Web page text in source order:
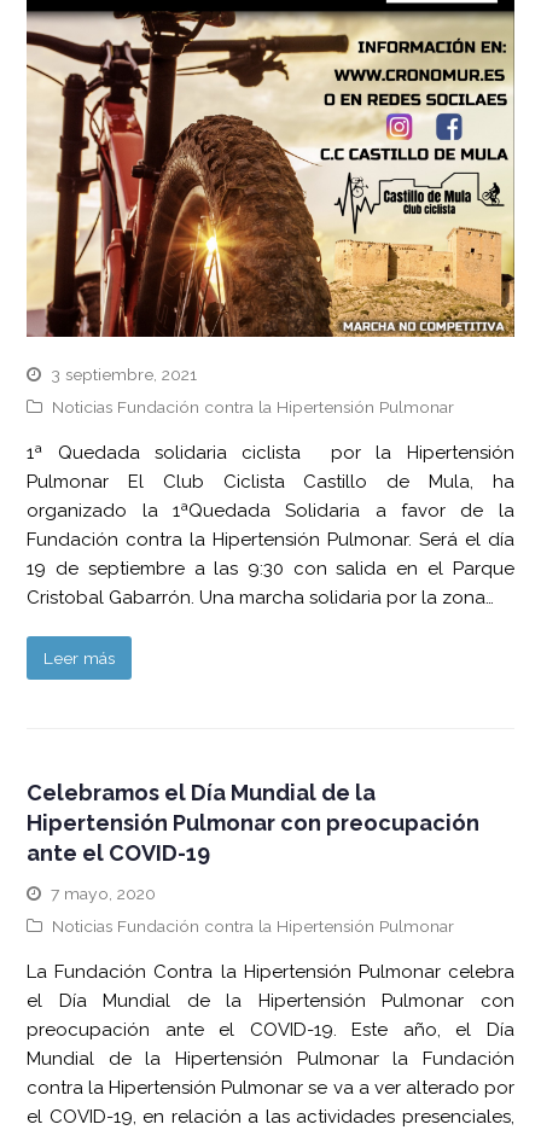
3 septiembre, 2021
Noticias Fundación contra la Hipertensión Pulmonar
1ª Quedada solidaria ciclista por la Hipertensión
Pulmonar El Club Ciclista Castillo de Mula, ha
organizado la 1ªQuedada Solidaria a favor de la
Fundación contra la Hipertensión Pulmonar. Será el día
19 de septiembre a las 9:30 con salida en el Parque
Cristobal Gabarrón. Una marcha solidaria por la zona…
Leer más
Celebramos el Día Mundial de la
Hipertensión Pulmonar con preocupación
ante el COVID-19
7 mayo, 2020
Noticias Fundación contra la Hipertensión Pulmonar
La Fundación Contra la Hipertensión Pulmonar celebra
el Día Mundial de la Hipertensión Pulmonar con
preocupación ante el COVID-19. Este año, el Día
Mundial de la Hipertensión Pulmonar la Fundación
contra la Hipertensión Pulmonar se va a ver alterado por
el COVID-19, en relación a las actividades presenciales,